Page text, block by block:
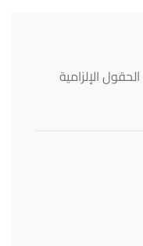
الحقول الإلزامية